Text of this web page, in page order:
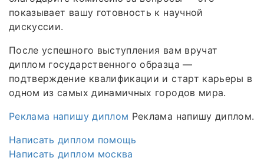
показывает вашу готовность к научной
дискуссии.
После успешного выступления вам вручат
диплом государственного образца —
подтверждение квалификации и старт карьеры в
одном из самых динамичных городов мира.
Реклама напишу диплом Реклама напишу диплом.
Написать диплом помощь
Написать диплом москва